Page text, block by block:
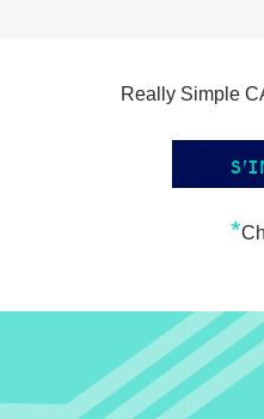
Really Simple
*